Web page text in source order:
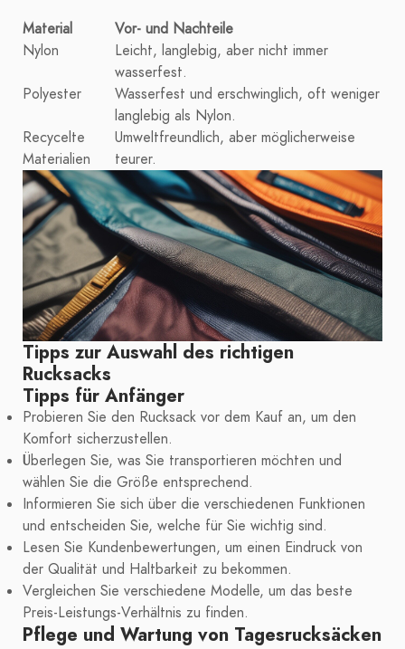
Material
Vor- und Nachteile
Nylon
Leicht, langlebig, aber nicht immer
wasserfest.
Polyester
Wasserfest und erschwinglich, oft weniger
langlebig als Nylon.
Recycelte
Materialien
Umweltfreundlich, aber möglicherweise
teurer.
Tipps zur Auswahl des richtigen
Rucksacks
Tipps für Anfänger
Probieren Sie den Rucksack vor dem Kauf an, um den
Komfort sicherzustellen.
Überlegen Sie, was Sie transportieren möchten und
wählen Sie die Größe entsprechend.
Informieren Sie sich über die verschiedenen Funktionen
und entscheiden Sie, welche für Sie wichtig sind.
Lesen Sie Kundenbewertungen, um einen Eindruck von
der Qualität und Haltbarkeit zu bekommen.
Vergleichen Sie verschiedene Modelle, um das beste
Preis-Leistungs-Verhältnis zu finden.
Pflege und Wartung von Tagesrucksäcken